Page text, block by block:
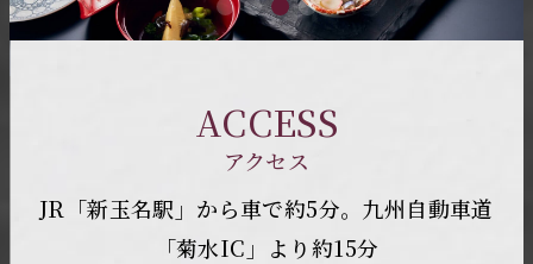
ACCESS
アクセス
JR「新玉名駅」から車で約5分。九州自動車道
「菊水IC」より約15分